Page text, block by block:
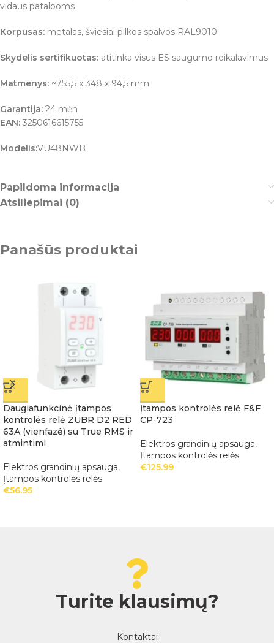
vidaus patalpoms
Korpusas: metalas, šviesiai pilkos spalvos RAL9010
Skydelis sertifikuotas: atitinka visus ES saugumo reikalavimus
Matmenys: ~755,5 x 348 x 94,5 mm
Garantija: 24 mėn
EAN: 3250616615755
Modelis:VU48NWB
Papildoma informacija
Atsiliepimai (0)
Panašūs produktai
Daugiafunkcinė įtampos
kontrolės relė ZUBR D2 RED
63A (vienfazė) su True RMS ir
atmintimi
Elektros grandinių apsauga,
Įtampos kontrolės relės
€56.95
Įtampos kontrolės relė F&F
CP-723
Elektros grandinių apsauga,
Įtampos kontrolės relės
€125.99
Turite klausimų?
Kontaktai